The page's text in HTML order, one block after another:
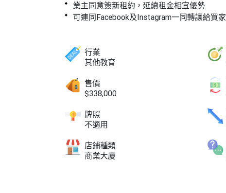
業主同意簽新租約，延續租金相宜優勢
可連同Facebook及Instagram一同轉讓給買家
行業
其他教育
售價
$338,000
牌照
不適用
店鋪種類
商業大廈